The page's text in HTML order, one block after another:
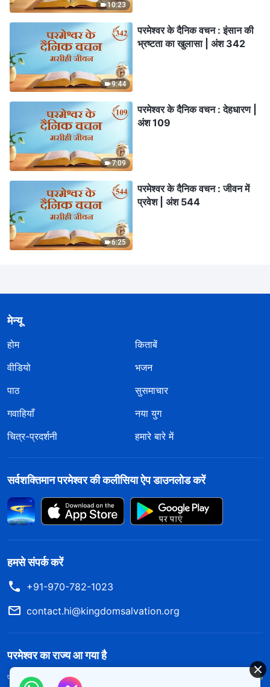
10:23
9:44
परमेश्वर के दैनिक वचन : इंसान की
भ्रष्टता का खुलासा | अंश 342
7:09
परमेश्वर के दैनिक वचन : देहधारण |
अंश 109
6:25
परमेश्वर के दैनिक वचन : जीवन में
प्रवेश | अंश 544
मेन्यू
होम
किताबें
वीडियो
भजन
पाठ
सुसमाचार
गवाहियाँ
नया युग
चित्र-प्रदर्शनी
हमारे बारे में
सर्वशक्तिमान परमेश्वर की कलीसिया ऐप डाउनलोड करें
हमसे संपर्क करें
+91-970-782-1023
contact.hi@kingdomsalvation.org
परमेश्वर का राज्य आ गया है
परमेश्वर का राज्य पृथ्वी पर आ गया है! क्या आप इसमें प्रवेश करना चाहते हैं?
और अधिक